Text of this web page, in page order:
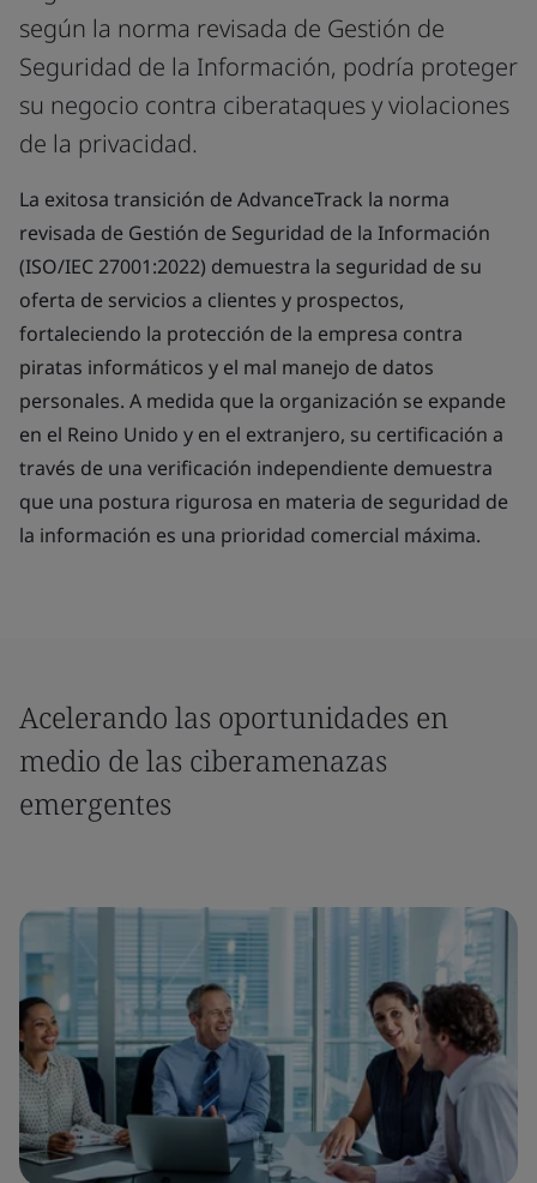
según la norma revisada de Gestión de
Seguridad de la Información, podría proteger
su negocio contra ciberataques y violaciones
de la privacidad.
La exitosa transición de AdvanceTrack la norma
revisada de Gestión de Seguridad de la Información
(ISO/IEC 27001:2022) demuestra la seguridad de su
oferta de servicios a clientes y prospectos,
fortaleciendo la protección de la empresa contra
piratas informáticos y el mal manejo de datos
personales. A medida que la organización se expande
en el Reino Unido y en el extranjero, su certificación a
través de una verificación independiente demuestra
que una postura rigurosa en materia de seguridad de
la información es una prioridad comercial máxima.
Acelerando las oportunidades en
medio de las ciberamenazas
emergentes